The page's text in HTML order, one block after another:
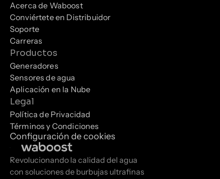
Revolucionando la calidad del agua
con soluciones de burbujas ultrafinas
Acerca de Waboost
Conviértete en Distribuidor
Soporte
Carreras
Productos
Generadores
Sensores de agua
Aplicación en la Nube
Legal
Política de Privacidad
Términos y Condiciones
Configuración de cookies